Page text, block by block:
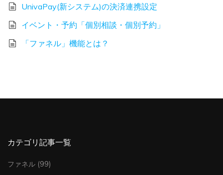
UnivaPay(新システム)の決済連携設定
イベント・予約「個別相談・個別予約」
「ファネル」機能とは？
カテゴリ記事一覧
ファネル (99)